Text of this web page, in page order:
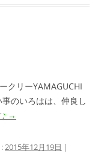
クリーYAMAGUCHI
のいろはは、仲良し
→
2015年12月19日 |